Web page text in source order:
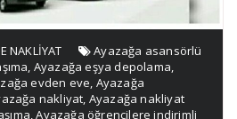
NAKLİYAT
Ayazağa asansörlü
, Ayazağa eşya depolama,
evden eve, Ayazağa
nakliyat, Ayazağa nakliyat
,Ayazağa öğrencilere indirimli